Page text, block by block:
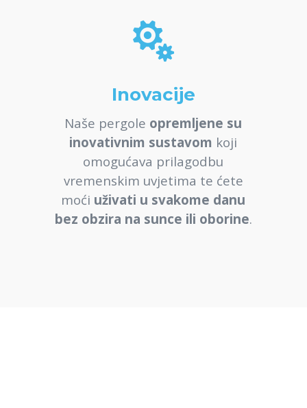

Inovacije
Naše pergole opremljene su
inovativnim sustavom koji
omogućava prilagodbu
vremenskim uvjetima te ćete
moći uživati u svakome danu
bez obzira na sunce ili oborine.